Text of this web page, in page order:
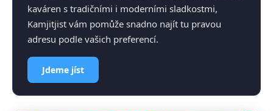
kaváren s tradičními i moderními sladkostmi,
Kamjitjist vám pomůže snadno najít tu pravou
adresu podle vašich preferencí.
Jdeme jíst